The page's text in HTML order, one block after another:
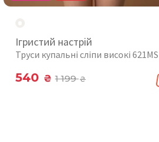
Ігристий настрій
Труси купальні сліпи високі 621MS
540 ₴ 1 199₴